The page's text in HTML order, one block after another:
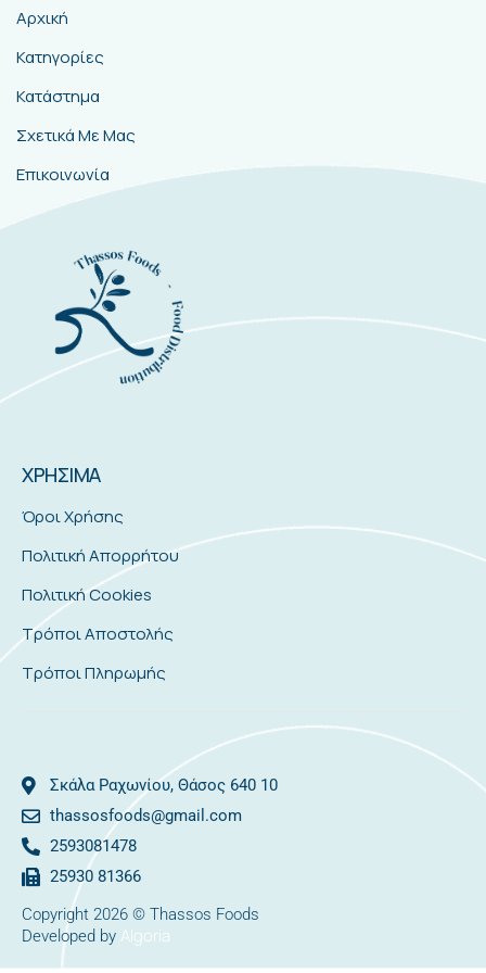
Αρχική
Κατηγορίες
Κατάστημα
Σχετικά Με Μας
Επικοινωνία
ΧΡΗΣΙΜΑ
Όροι Χρήσης
Πολιτική Απορρήτου
Πολιτική Cookies
Τρόποι Αποστολής
Τρόποι Πληρωμής
Σκάλα Ραχωνίου, Θάσος 640 10
thassosfoods@gmail.com
2593081478
25930 81366
Copyright 2026 © Thassos Foods
Developed by Algoria